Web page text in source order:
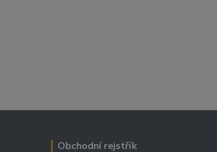
Obchodní rejstřík